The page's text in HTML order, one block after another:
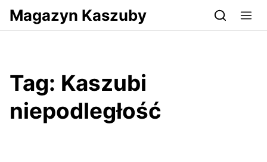
Przejdź do serwisu magazynkaszuby.pl
Magazyn Kaszuby
Tag: Kaszubi
niepodległość